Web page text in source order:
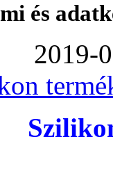
és
2019-